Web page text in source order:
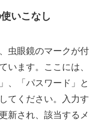
いこなし
虫眼鏡のマークが付
います。ここには、
、「パスワード」と
てください。入力す
新され、該当するメ